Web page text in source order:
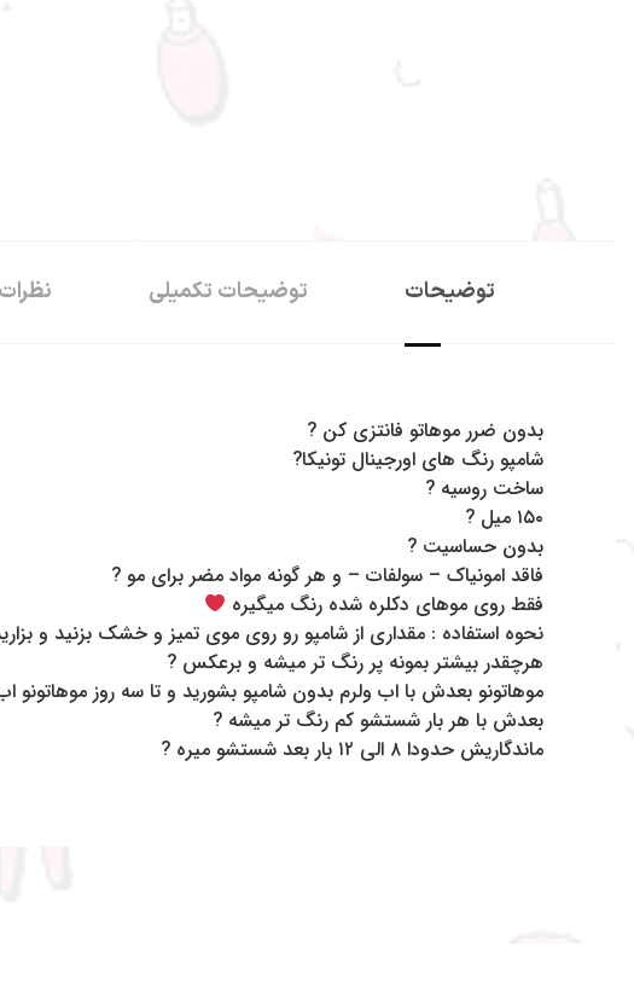
توضیحات توضیحات تکمیلی نظرات
بدون ضرر موهاتو فانتزی کن ?
شامپو رنگ های اورجینال تونیکا?
ساخت روسیه ?
۱۵۰ میل ?
بدون حساسیت ?
فاقد امونیاک – سولفات – و هر گونه مواد مضر برای مو ?
فقط روی موهای دکلره شده رنگ میگیره
نحوه استفاده : مقداری از شامپو رو روی موی تمیز و خشک بزنید و بزارید ۳۰ تا ۴۵ دقیقه
هرچقدر بیشتر بمونه پر رنگ تر میشه و برعکس ?
موهاتونو‌ بعدش با اب ولرم بدون شامپو بشورید و تا سه روز
بعدش با هر بار شستشو کم رنگ تر میشه ?
ماندگاریش حدودا ۸ الی ۱۲ بار بعد شستشو میره ?